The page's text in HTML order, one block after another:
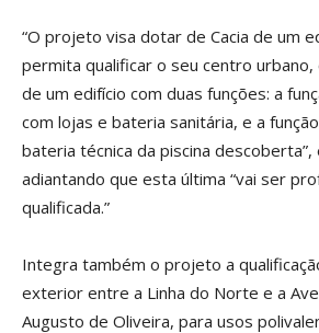
“O projeto visa dotar de Cacia de um
permita qualificar o seu centro urbano,
de um edifício com duas funções: a
com lojas e bateria sanitária, e a
bateria técnica da piscina descoberta”,
adiantando que esta última “vai ser
qualificada.”
Integra também o projeto a
exterior entre a Linha do Norte e a
Augusto de Oliveira, para usos